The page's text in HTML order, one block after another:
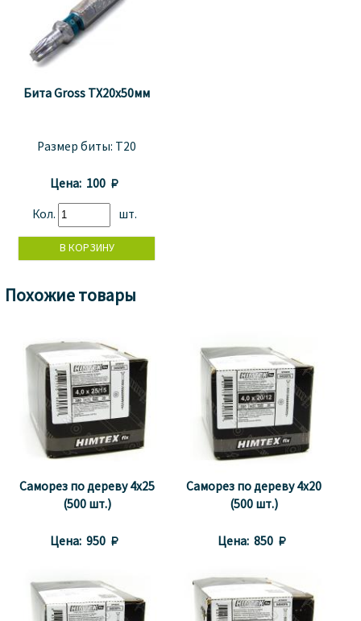
Бита Gross TX20x50мм
Размер биты: T20
Цена: 100 
Кол. шт.
Похожие товары
Саморез по дереву 4x25
(500 шт.)
Цена: 950 
Саморез по дереву 4x20
(500 шт.)
Цена: 850 